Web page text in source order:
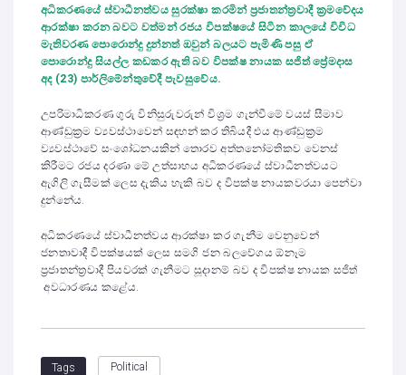
අධිකරණයේ ස්වාධීනත්වය සුරක්ෂා කරමින් ප්‍රජාතන්ත්‍රවාදී ක්‍රමවේදය
ආරක්ෂා කරන බවට වත්මන් රජය විපක්ෂයේ සිටින කාලයේ විවිධ
මැතිවරණ පොරොන්දු දුන්නත් ඔවුන් බලයට පැමිණි පසු ඒ
පොරොන්දු සියල්ල කඩකර ඇති බව විපක්ෂ නායක සජිත් ප්‍රේමදාස
අද (23) පාර්ලිමේන්තුවේදී පැවසුවේය.
උපරිමාධිකරණ ගුරු විනිසුරුවරුන් විශ්‍රම ගැන්වීමේ වයස් සීමාව
ආණ්ඩුක්‍රම ව්‍යවස්ථාවෙන් සඳහන් කර තිබියදී එය ආණ්ඩුක්‍රම
ව්‍යවස්ථාවේ සංශෝධනයකින් තොරව අත්තනෝමතිකව වෙනස්
කිරීමට රජය දරණා මේ උත්සාහය අධිකරණයේ ස්වාධීනත්වයට
ඇගිලි ගැසීමක් ලෙස දැකිය හැකි බව ද විපක්ෂ නායකවරයා පෙන්වා
දුන්නේය.
අධිකරණයේ ස්වාධීනත්වය ආරක්ෂා කර ගැනීම වෙනුවෙන්
ජනතාවාදී විපක්ෂයක් ලෙස සමගි ජන බලවේගය ඕනෑම
ප්‍රජාතන්ත්‍රවාදී පියවරක් ගැනීමට සූදානම් බව ද විපක්ෂ නායක සජිත්
අවධාරණය කළේය.
Tags Political